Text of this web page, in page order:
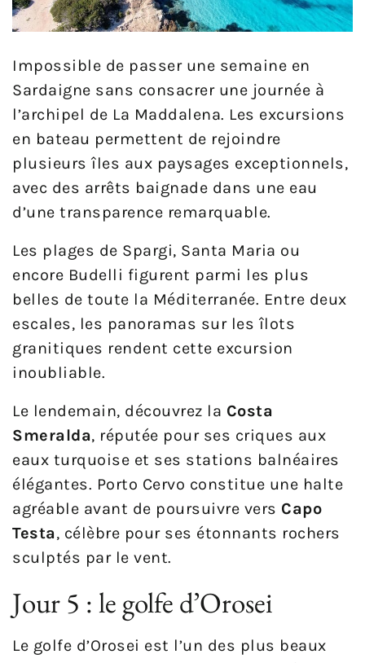
Impossible de passer une semaine en
Sardaigne sans consacrer une journée à
l’archipel de La Maddalena. Les excursions
en bateau permettent de rejoindre
plusieurs îles aux paysages exceptionnels,
avec des arrêts baignade dans une eau
d’une transparence remarquable.
Les plages de Spargi, Santa Maria ou
encore Budelli figurent parmi les plus
belles de toute la Méditerranée. Entre deux
escales, les panoramas sur les îlots
granitiques rendent cette excursion
inoubliable.
Le lendemain, découvrez la Costa
Smeralda, réputée pour ses criques aux
eaux turquoise et ses stations balnéaires
élégantes. Porto Cervo constitue une halte
agréable avant de poursuivre vers Capo
Testa, célèbre pour ses étonnants rochers
sculptés par le vent.
Jour 5 : le golfe d’Orosei
Le golfe d’Orosei est l’un des plus beaux